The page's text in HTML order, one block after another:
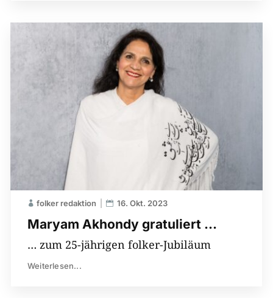
Maryam Akhondy gratuliert …
folker redaktion 16. Okt. 2023
… zum 25-jährigen folker-Jubiläum
Weiterlesen...